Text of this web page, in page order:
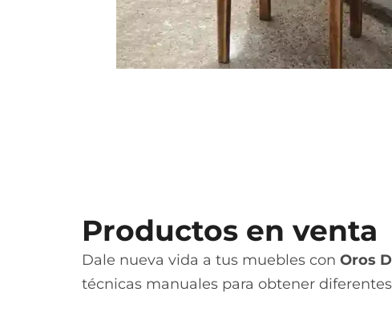
Productos en venta
Dale nueva vida a tus muebles con Oros
técnicas manuales para obtener